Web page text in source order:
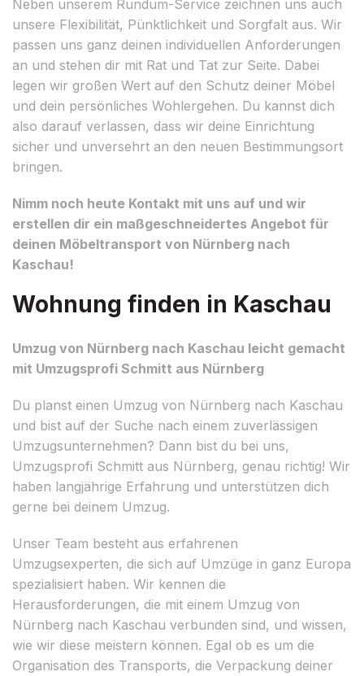
Neben unserem Rundum-Service zeichnen uns auch
unsere Flexibilität, Pünktlichkeit und Sorgfalt aus. Wir
passen uns ganz deinen individuellen Anforderungen
an und stehen dir mit Rat und Tat zur Seite. Dabei
legen wir großen Wert auf den Schutz deiner Möbel
und dein persönliches Wohlergehen. Du kannst dich
also darauf verlassen, dass wir deine Einrichtung
sicher und unversehrt an den neuen Bestimmungsort
bringen.
Nimm noch heute Kontakt mit uns auf und wir
erstellen dir ein maßgeschneidertes Angebot für
deinen Möbeltransport von Nürnberg nach
Kaschau!
Wohnung finden in Kaschau
Umzug von Nürnberg nach Kaschau leicht gemacht
mit Umzugsprofi Schmitt aus Nürnberg
Du planst einen Umzug von Nürnberg nach Kaschau
und bist auf der Suche nach einem zuverlässigen
Umzugsunternehmen? Dann bist du bei uns,
Umzugsprofi Schmitt aus Nürnberg, genau richtig! Wir
haben langjährige Erfahrung und unterstützen dich
gerne bei deinem Umzug.
Unser Team besteht aus erfahrenen
Umzugsexperten, die sich auf Umzüge in ganz Europa
spezialisiert haben. Wir kennen die
Herausforderungen, die mit einem Umzug von
Nürnberg nach Kaschau verbunden sind, und wissen,
wie wir diese meistern können. Egal ob es um die
Organisation des Transports, die Verpackung deiner